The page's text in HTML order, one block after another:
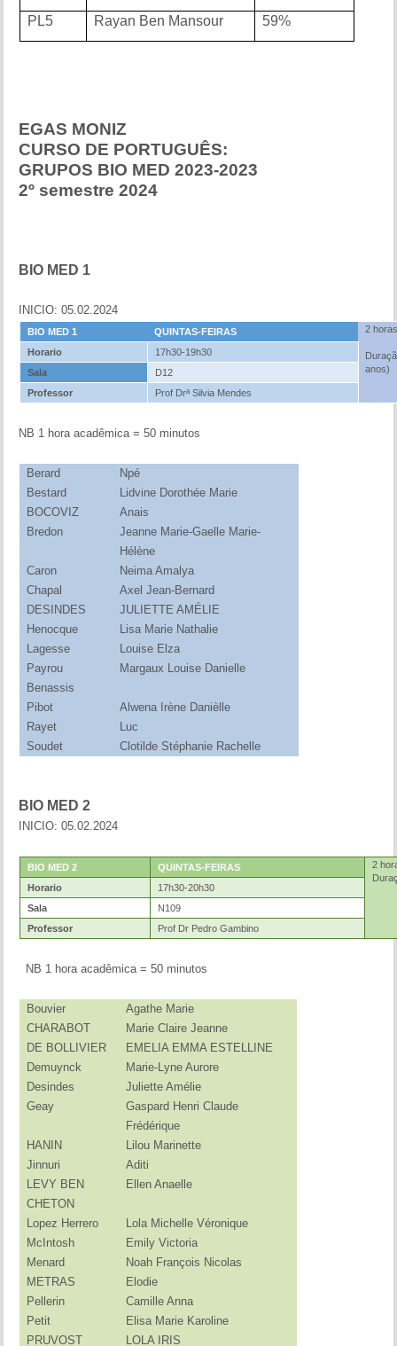
PL5
Rayan Ben Mansour 59%
EGAS MONIZ
CURSO DE PORTUGUÊS:
GRUPOS BIO MED 2023-2023
2º semestre 2024
BIO MED 1
INICIO: 05.02.2024
BIO MED 1 QUINTAS-FEIRAS 2
anos)
Horario
17h30-19h30
Sala
D12
Professor
Prof Drª Silvia Mendes
NB 1 hora acadêmica = 50 minutos
Berard
Npé
Bestard
Lidvine Dorothée Marie
BOCOVIZ
Anais
Bredon
Jeanne Marie-Gaelle Marie-
Hélène
Caron
Neima Amalya
Chapal
Axel Jean-Bernard
DESINDES
JULIETTE AMÉLIE
Henocque
Lisa Marie Nathalie
Lagesse
Louise Elza
Payrou
Benassis
Margaux Louise Danielle
Pibot
Alwena Irène Danièlle
Rayet
Luc
Soudet
Clotilde Stéphanie Rachelle
BIO MED 2
INICIO: 05.02.2024
BIO MED 2 QUINTAS-FEIRAS
2
Horario
17h30-20h30
Sala
N109
Professor
Prof Dr Pedro Gambino
NB 1 hora acadêmica = 50 minutos
Bouvier
Agathe Marie
CHARABOT
Marie Claire Jeanne
DE BOLLIVIER
EMELIA EMMA ESTELLINE
Demuynck
Marie-Lyne Aurore
Desindes
Juliette Amélie
Geay
Gaspard Henri Claude
Frédérique
HANIN
Lilou Marinette
Jinnuri
Aditi
LEVY BEN
CHETON
Ellen Anaelle
Lopez Herrero
Lola Michelle Véronique
McIntosh
Emily Victoria
Menard
Noah François Nicolas
METRAS
Elodie
Pellerin
Camille Anna
Petit
Elisa Marie Karoline
PRUVOST
LOLA IRIS